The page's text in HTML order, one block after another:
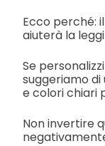
Ecco perché:
aiuterà la
Se
suggeriamo
e colori chiari
Non invertire